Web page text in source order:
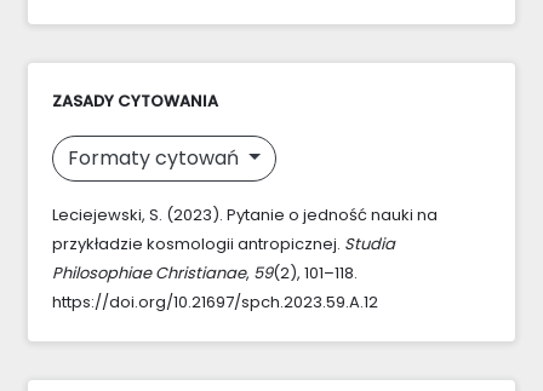
ZASADY CYTOWANIA
Formaty cytowań
Leciejewski, S. (2023). Pytanie o jedność nauki na
przykładzie kosmologii antropicznej. Studia
Philosophiae Christianae, 59(2), 101–118.
https://doi.org/10.21697/spch.2023.59.A.12